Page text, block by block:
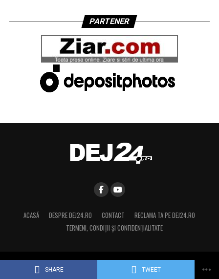
SHARE TWEET
PARTENER
ACASĂ DESPRE DEJ24.RO CONTACT
RECLAMA TA PE DEJ24.RO
TERMENI, CONDIŢII ȘI CONFIDENȚIALITATE
Copyright © 2015 Dej24.ro. Toate drepturile rezervate.